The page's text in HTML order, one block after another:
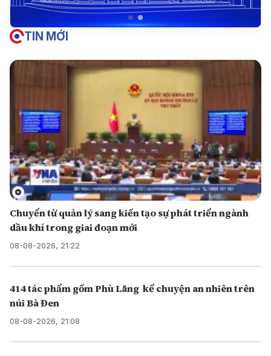
TIN MỚI
Chuyển từ quản lý sang kiến tạo sự phát triển ngành
dầu khí trong giai đoạn mới
08-08-2026, 21:22
414 tác phẩm gốm Phù Lãng kể chuyện an nhiên trên
núi Bà Đen
08-08-2026, 21:08